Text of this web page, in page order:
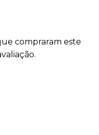
compraram este